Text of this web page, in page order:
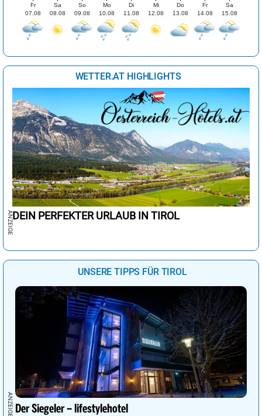
Fr
07.08
Sa
08.08
So
09.08
Mo
10.08
Di
11.08
Mi
12.08
Do
13.08
Fr
14.08
Sa
15.08
WETTER.AT HIGHLIGHTS
DEIN PERFEKTER URLAUB IN TIROL
UNSERE TIPPS FÜR TIROL
Der Siegeler – lifestylehotel